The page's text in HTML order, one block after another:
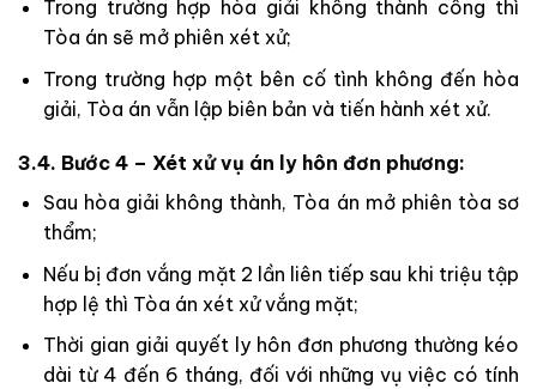
Trong trường hợp hòa giải không thành công thì
Tòa án sẽ mở phiên xét xử;
Trong trường hợp một bên cố tình không đến hòa
giải, Tòa án vẫn lập biên bản và tiến hành xét xử.
3.4. Bước 4 – Xét xử vụ án ly hôn đơn phương:
Sau hòa giải không thành, Tòa án mở phiên tòa sơ
thẩm;
Nếu bị đơn vắng mặt 2 lần liên tiếp sau khi triệu tập
hợp lệ thì Tòa án xét xử vắng mặt;
Thời gian giải quyết ly hôn đơn phương thường kéo
dài từ 4 đến 6 tháng, đối với những vụ việc có tính